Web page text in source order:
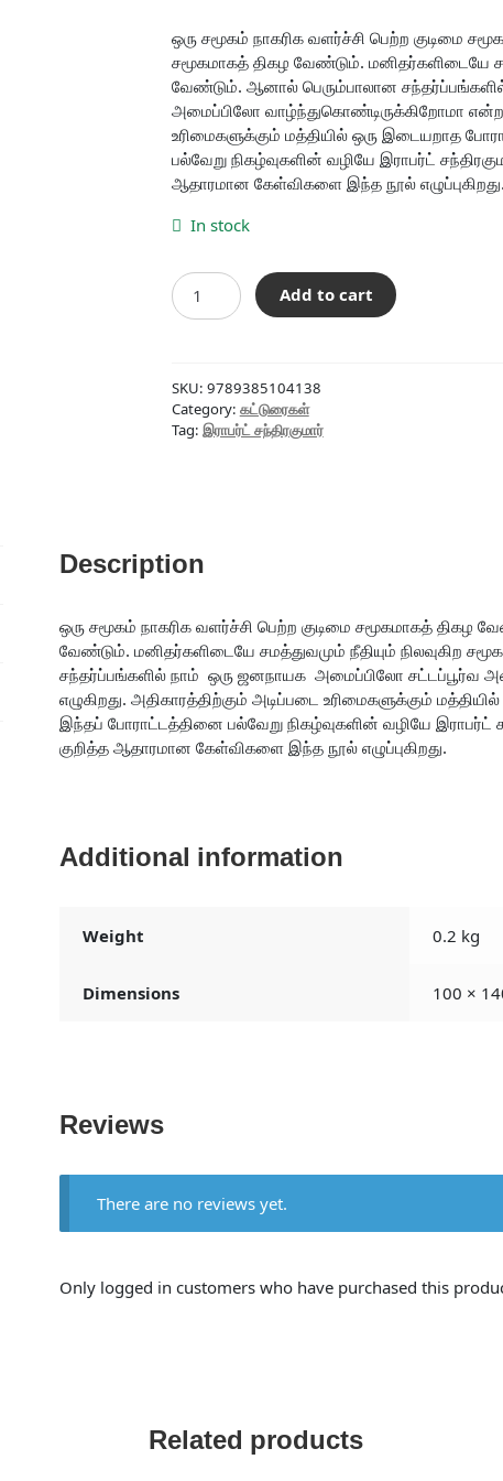
was:
₹120.00.
is:
₹108.00.
ஒரு சமூகம் நாகரிக வளர்ச்சி பெற்ற குடிமை
சமூகமாகத் திகழ வேண்டும். மனிதர்களிடையே
வேண்டும். ஆனால் பெரும்பாலான
அமைப்பிலோ வாழ்ந்துகொண்டிருக்கிறோமா என்ற
உரிமைகளுக்கும் மத்தியில் ஒரு இடையறாத
பல்வேறு நிகழ்வுகளின் வழியே இராபர்ட்
ஆதாரமான கேள்விகளை இந்த நூல் எழுப்புகிறது.
In stock
எழுதப்படாத
சட்டங்கள்
Add to cart
SKU: 9789385104138
Category: கட்டுரைகள்
Tag: இராபர்ட் சந்திரகுமார்
Description
ஒரு சமூகம் நாகரிக வளர்ச்சி பெற்ற குடிமை சமூகமாகத் திகழ
வேண்டும். மனிதர்களிடையே சமத்துவமும் நீதியும் நிலவுகிற
சந்தர்ப்பங்களில் நாம் ஒரு ஜனநாயக அமைப்பிலோ சட்டப்பூர்வ
எழுகிறது. அதிகாரத்திற்கும் அடிப்படை உரிமைகளுக்கும்
இந்தப் போராட்டத்தினை பல்வேறு நிகழ்வுகளின் வழியே இராபர்ட்
குறித்த ஆதாரமான கேள்விகளை இந்த நூல் எழுப்புகிறது.
Additional information
Weight 0.2 kg
Dimensions 100 ×
Reviews
There are no reviews yet.
Only logged in customers who have purchased this
Related products